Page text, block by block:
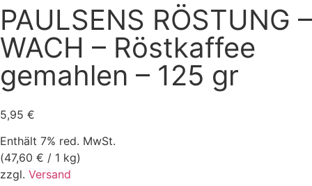
PAULSENS RÖSTUNG –
WACH – Röstkaffee
gemahlen – 125 gr
5,95 €
Enthält 7% red. MwSt.
(47,60 € / 1 kg)
zzgl. Versand